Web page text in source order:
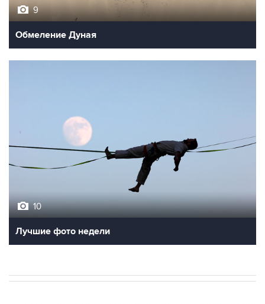
9
Обмеление Дуная
10
Лучшие фото недели